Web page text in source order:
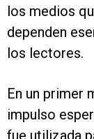
los medios
dependen
los lectores.
En un primer
impulso
fue utilizada